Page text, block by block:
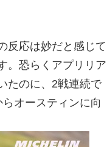
反応は妙だと感じて
。恐らくアプリリア
たのに、2戦連続で
オースティンに向